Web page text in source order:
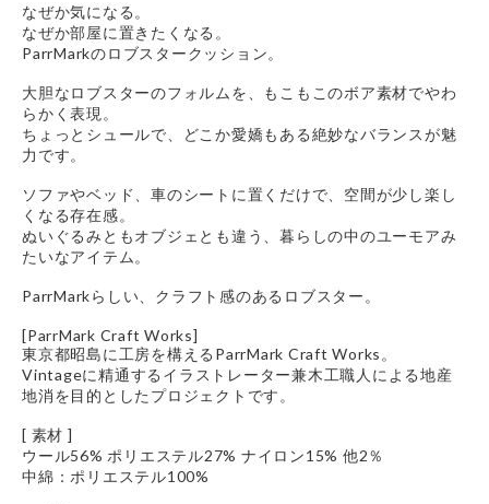
なぜか気になる。
なぜか部屋に置きたくなる。
ParrMarkのロブスタークッション。
大胆なロブスターのフォルムを、もこもこのボア素材でやわ
らかく表現。
ちょっとシュールで、どこか愛嬌もある絶妙なバランスが魅
力です。
ソファやベッド、車のシートに置くだけで、空間が少し楽し
くなる存在感。
ぬいぐるみともオブジェとも違う、暮らしの中のユーモアみ
たいなアイテム。
ParrMarkらしい、クラフト感のあるロブスター。
[ParrMark Craft Works]
東京都昭島に工房を構えるParrMark Craft Works。
Vintageに精通するイラストレーター兼木工職人による地産
地消を目的としたプロジェクトです。
[ 素材 ]
ウール56% ポリエステル27% ナイロン15% 他2％
中綿：ポリエステル100%